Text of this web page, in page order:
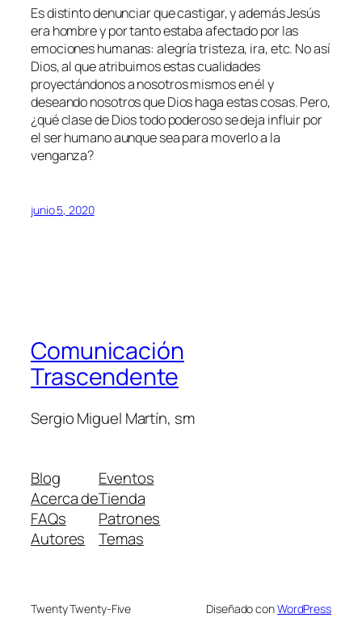
Es distinto denunciar que castigar, y además Jesús
era hombre y por tanto estaba afectado por las
emociones humanas: alegría tristeza, ira, etc. No así
Dios, al que atribuimos estas cualidades
proyectándonos a nosotros mismos en él y
deseando nosotros que Dios haga estas cosas. Pero,
¿qué clase de Dios todo poderoso se deja influir por
el ser humano aunque sea para moverlo a la
venganza?
junio 5, 2020
Comunicación
Trascendente
Sergio Miguel Martín, sm
Blog
Acerca de
FAQs
Autores
Eventos
Tienda
Patrones
Temas
Twenty Twenty-Five Diseñado conWordPress